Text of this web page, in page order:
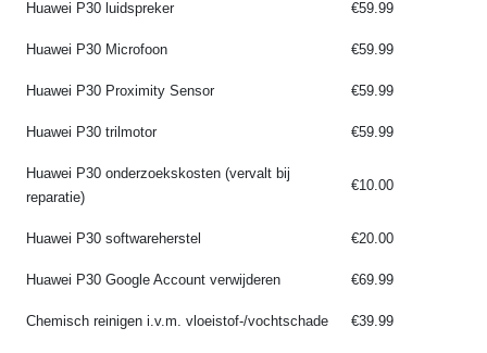
Huawei P30 luidspreker €59.99
Huawei P30 Microfoon €59.99
Huawei P30 Proximity Sensor €59.99
Huawei P30 trilmotor €59.99
Huawei P30 onderzoekskosten (vervalt bij
reparatie)
€10.00
Huawei P30 softwareherstel €20.00
Huawei P30 Google Account verwijderen €69.99
Chemisch reinigen i.v.m. vloeistof-/vochtschade €39.99